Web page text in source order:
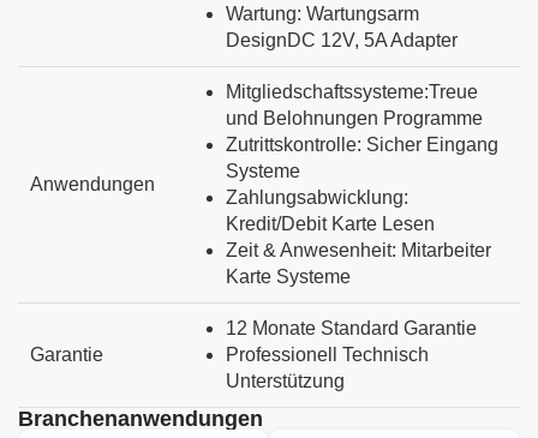
Wartung: Wartungsarm
DesignDC 12V, 5A Adapter
Anwendungen
Mitgliedschaftssysteme:Treue
und Belohnungen Programme
Zutrittskontrolle: Sicher Eingang
Systeme
Zahlungsabwicklung:
Kredit/Debit Karte Lesen
Zeit &Anwesenheit: Mitarbeiter
Karte Systeme
Garantie
12 Monate Standard Garantie
Professionell Technisch
Unterstützung
Branchenanwendungen